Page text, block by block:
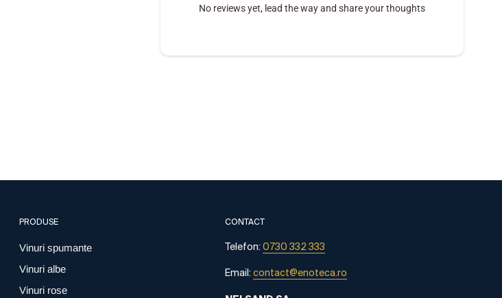
No reviews yet, lead the way and share your thoughts
PRODUSE
Vinuri spumante
Vinuri albe
Vinuri rose
CONTACT
Telefon: 0730 332 333
Email: contact@enoteca.ro